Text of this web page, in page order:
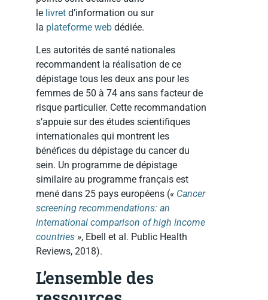
le livret d’information ou sur
la plateforme web dédiée.
Les autorités de santé nationales
recommandent la réalisation de ce
dépistage tous les deux ans pour les
femmes de 50 à 74 ans sans facteur de
risque particulier. Cette recommandation
s’appuie sur des études scientifiques
internationales qui montrent les
bénéfices du dépistage du cancer du
sein. Un programme de dépistage
similaire au programme français est
mené dans 25 pays européens (« Cancer
screening recommendations: an
international comparison of high income
countries », Ebell et al. Public Health
Reviews, 2018).
L’ensemble des